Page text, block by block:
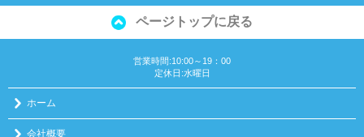
ページトップに戻る
営業時間:10:00～19：00
定休日:水曜日
ホーム
会社概要